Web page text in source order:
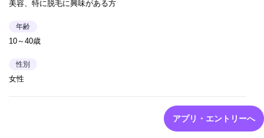
美容、特に脱毛に興味がある方
年齢
10～40歳
性別
女性
アプリ・エントリーへ